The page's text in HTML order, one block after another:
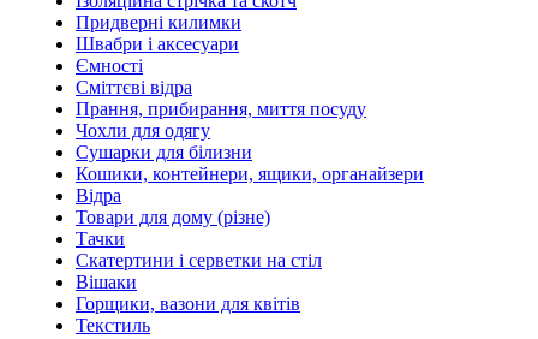
Придверні килимки
Швабри і аксесуари
Ємності
Сміттєві відра
Прання, прибирання, миття посуду
Чохли для одягу
Сушарки для білизни
Кошики, контейнери, ящики, органайзери
Відра
Товари для дому (різне)
Тачки
Скатертини і серветки на стіл
Вішаки
Горщики, вазони для квітів
Текстиль